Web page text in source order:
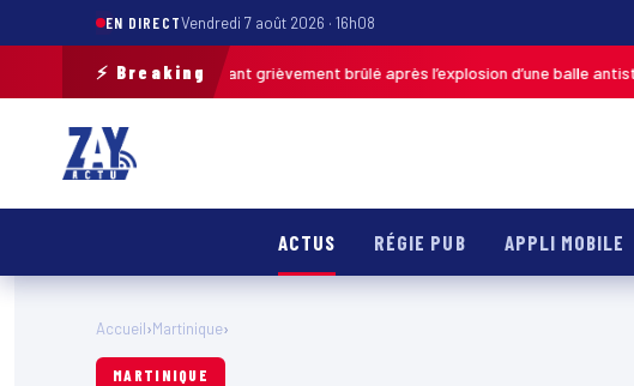
EN DIRECTVendredi 7 août 2026 · 16h08
⚡ Breaking
Calais : un enfant grièvement brûlé après l’explosion d’une balle antistress
ACTUS RÉGIE PUB APPLI MOBILE
Accueil›Martinique›
MARTINIQUE